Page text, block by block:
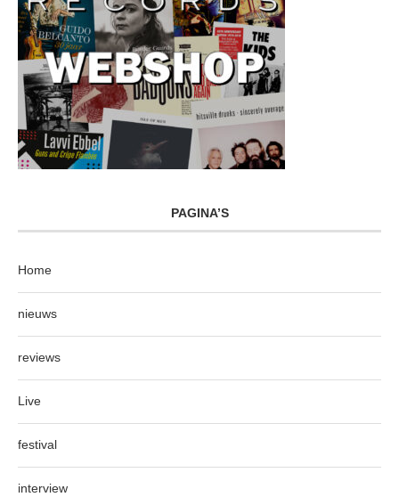
PAGINA’S
Home
nieuws
reviews
Live
festival
interview